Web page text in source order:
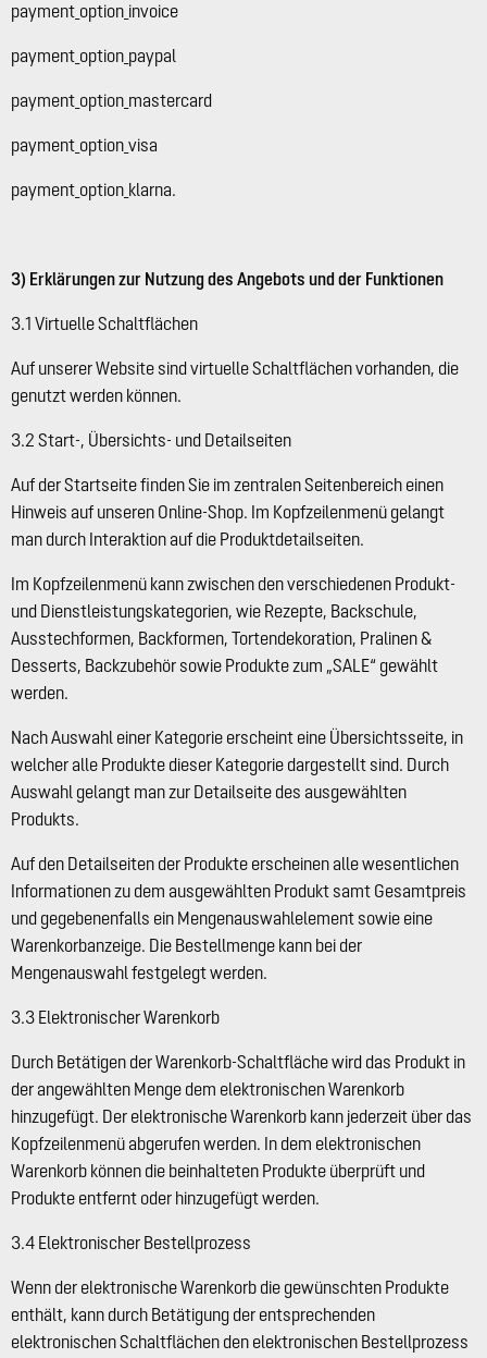
payment_option_invoice
payment_option_paypal
payment_option_mastercard
payment_option_visa
payment_option_klarna.
3) Erklärungen zur Nutzung des Angebots und der Funktionen
3.1 Virtuelle Schaltflächen
Auf unserer Website sind virtuelle Schaltflächen vorhanden, die
genutzt werden können.
3.2 Start-, Übersichts- und Detailseiten
Auf der Startseite finden Sie im zentralen Seitenbereich einen
Hinweis auf unseren Online-Shop. Im Kopfzeilenmenü gelangt
man durch Interaktion auf die Produktdetailseiten.
Im Kopfzeilenmenü kann zwischen den verschiedenen Produkt-
und Dienstleistungskategorien, wie Rezepte, Backschule,
Ausstechformen, Backformen, Tortendekoration, Pralinen &
Desserts, Backzubehör sowie Produkte zum „SALE“ gewählt
werden.
Nach Auswahl einer Kategorie erscheint eine Übersichtsseite, in
welcher alle Produkte dieser Kategorie dargestellt sind. Durch
Auswahl gelangt man zur Detailseite des ausgewählten
Produkts.
Auf den Detailseiten der Produkte erscheinen alle wesentlichen
Informationen zu dem ausgewählten Produkt samt Gesamtpreis
und gegebenenfalls ein Mengenauswahlelement sowie eine
Warenkorbanzeige. Die Bestellmenge kann bei der
Mengenauswahl festgelegt werden.
3.3 Elektronischer Warenkorb
Durch Betätigen der Warenkorb-Schaltfläche wird das Produkt in
der angewählten Menge dem elektronischen Warenkorb
hinzugefügt. Der elektronische Warenkorb kann jederzeit über das
Kopfzeilenmenü abgerufen werden. In dem elektronischen
Warenkorb können die beinhalteten Produkte überprüft und
Produkte entfernt oder hinzugefügt werden.
3.4 Elektronischer Bestellprozess
Wenn der elektronische Warenkorb die gewünschten Produkte
enthält, kann durch Betätigung der entsprechenden
elektronischen Schaltflächen den elektronischen Bestellprozess